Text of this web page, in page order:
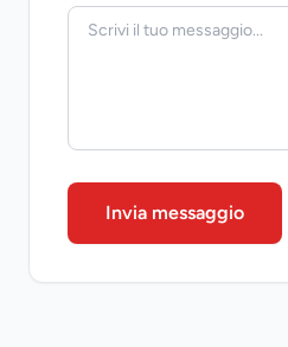
Invia messaggio